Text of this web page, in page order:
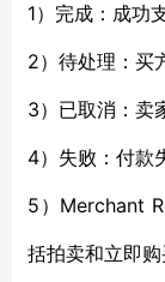
1）完成：成功
2）待处理：买
3）已取消：卖
4）失败：付款
5）Merchant
括拍卖和立即购